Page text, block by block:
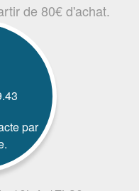
de 80€ d'achat.
par